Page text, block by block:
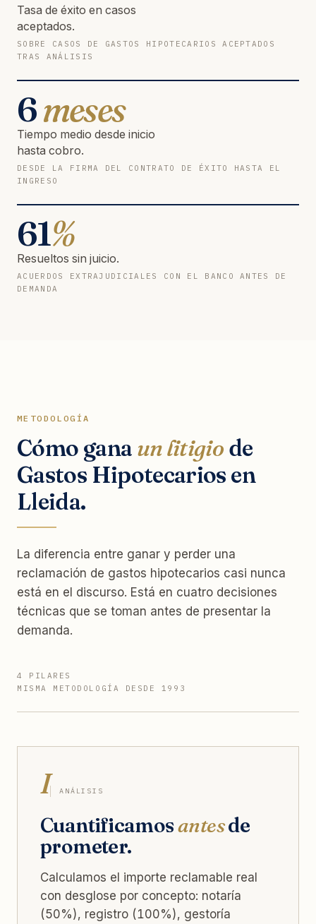
Tasa de éxito en casos
aceptados.
SOBRE CASOS DE GASTOS HIPOTECARIOS ACEPTADOS
TRAS ANÁLISIS
6meses
Tiempo medio desde inicio
hasta cobro.
DESDE LA FIRMA DEL CONTRATO DE ÉXITO HASTA EL
INGRESO
61%
Resueltos sin juicio.
ACUERDOS EXTRAJUDICIALES CON EL BANCO ANTES DE
DEMANDA
METODOLOGÍA
Cómo gana un litigio de
Gastos Hipotecarios en
Lleida.
La diferencia entre ganar y perder una
reclamación de gastos hipotecarios casi nunca
está en el discurso. Está en cuatro decisiones
técnicas que se toman antes de presentar la
demanda.
4 PILARES
MISMA METODOLOGÍA DESDE 1993
I ANÁLISIS
Cuantificamosantesde
prometer.
Calculamos el importe reclamable real
con desglose por concepto: notaría
(50%), registro (100%), gestoría